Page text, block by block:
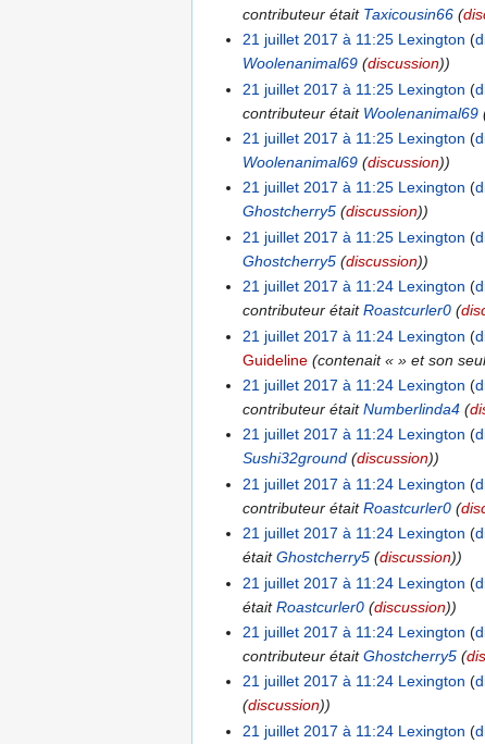
contributeur était Taxicousin66 (
21 juillet 2017 à 11:25 Lexington
Woolenanimal69 (discussion))
21 juillet 2017 à 11:25 Lexington
contributeur était Woolenanimal69
21 juillet 2017 à 11:25 Lexington
Woolenanimal69 (discussion))
21 juillet 2017 à 11:25 Lexington
Ghostcherry5 (discussion))
21 juillet 2017 à 11:25 Lexington
Ghostcherry5 (discussion))
21 juillet 2017 à 11:24 Lexington
contributeur étaitRoastcurler0 (
21 juillet 2017 à 11:24 Lexington
Guideline (contenait « » et son
21 juillet 2017 à 11:24 Lexington
contributeur étaitNumberlinda4 (
21 juillet 2017 à 11:24 Lexington
Sushi32ground (discussion))
21 juillet 2017 à 11:24 Lexington
contributeur étaitRoastcurler0 (
21 juillet 2017 à 11:24 Lexington
étaitGhostcherry5 (discussion))
21 juillet 2017 à 11:24 Lexington
étaitRoastcurler0 (discussion))
21 juillet 2017 à 11:24 Lexington
contributeur étaitGhostcherry5 (
21 juillet 2017 à 11:24 Lexington
(discussion))
21 juillet 2017 à 11:24 Lexington